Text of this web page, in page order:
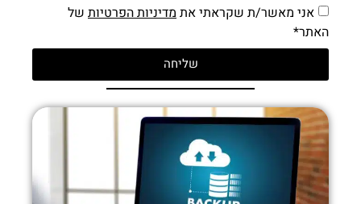
אני מאשר/ת שקראתי את מדיניות הפרטיות של
האתר*
שליחה